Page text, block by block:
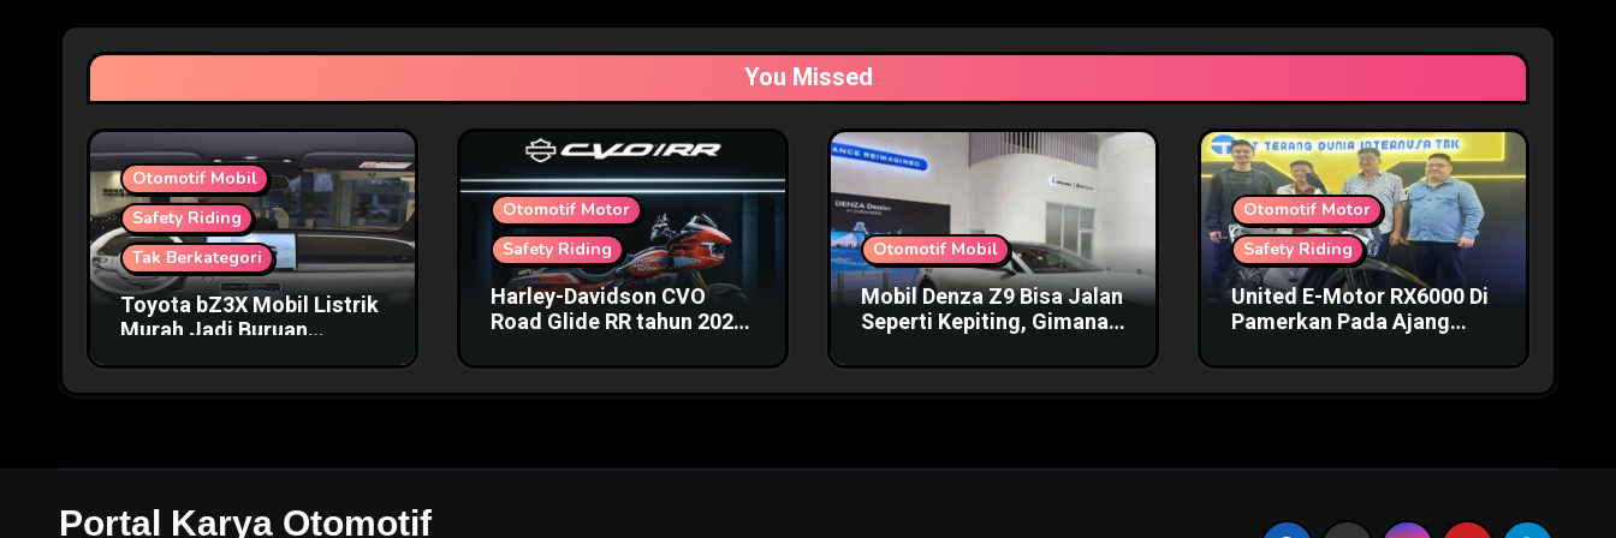
You Missed
Otomotif Mobil
Safety Riding
Tak Berkategori
Toyota bZ3X Mobil Listrik
Murah Jadi Buruan
Otomotif Motor
Safety Riding
Harley-Davidson CVO
Road Glide RR tahun 2025
Otomotif Mobil
Mobil Denza Z9 Bisa Jalan
Seperti Kepiting, Gimana
Otomotif Motor
Safety Riding
United E-Motor RX6000 Di
Pamerkan Pada Ajang
Portal Karya Otomotif